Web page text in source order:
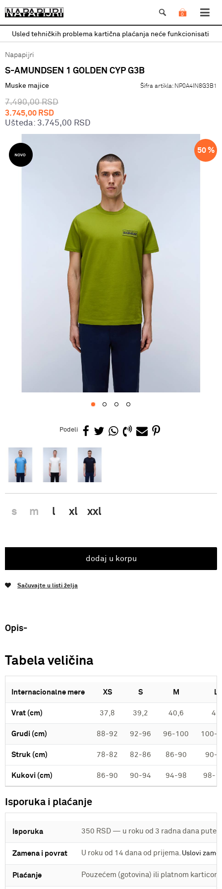
0
Usled tehničkih problema kartična plaćanja neće funkcionisati
Napapijri
S-AMUNDSEN 1 GOLDEN CYP G3B
Muske majice Šifra artikla: NP0A4IN8G3B1
7.490,00 RSD
3.745,00 RSD
Ušteda: 3.745,00 RSD
50 %
Podeli
s m l xl xxl
dodaj u korpu
Sačuvajte u listi želja
Opis
Tabela veličina
Internacionalne mere XS S M L
Vrat (cm) 37,8 39,2 40,6 42
Grudi (cm) 88-92 92-96 96-100 100-
Struk (cm) 78-82 82-86 86-90 90-
Kukovi (cm) 86-90 90-94 94-98 98-
Isporuka i plaćanje
Isporuka 350 RSD — u roku od 3 radna dana
Zamena i povrat U roku od 14 dana od prijema. Uslovi
Plaćanje Pouzećem (gotovina) ili platnom